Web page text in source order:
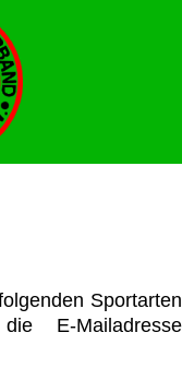
Sportarten
E-Mailadresse